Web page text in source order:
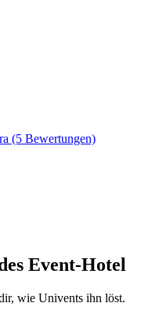
(5 Bewertungen)
Event-Hotel
wie Univents ihn löst.